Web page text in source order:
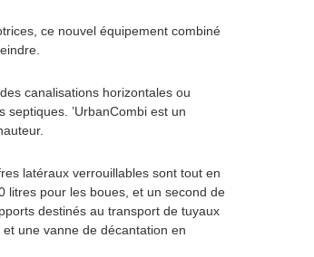
ce nouvel équipement combiné
canalisations horizontales ou
’UrbanCombi est un
latéraux verrouillables sont tout en
litres pour les boues, et un second de
destinés au transport de tuyaux
une vanne de décantation en